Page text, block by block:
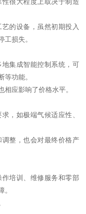
的设备，虽然初期投入
工损失。
集成智能控制系统，可
等功能。
应影响了价格水平。
，如极端气候适应性、
整，也会对最终价格产
培训、维修服务和零部
。